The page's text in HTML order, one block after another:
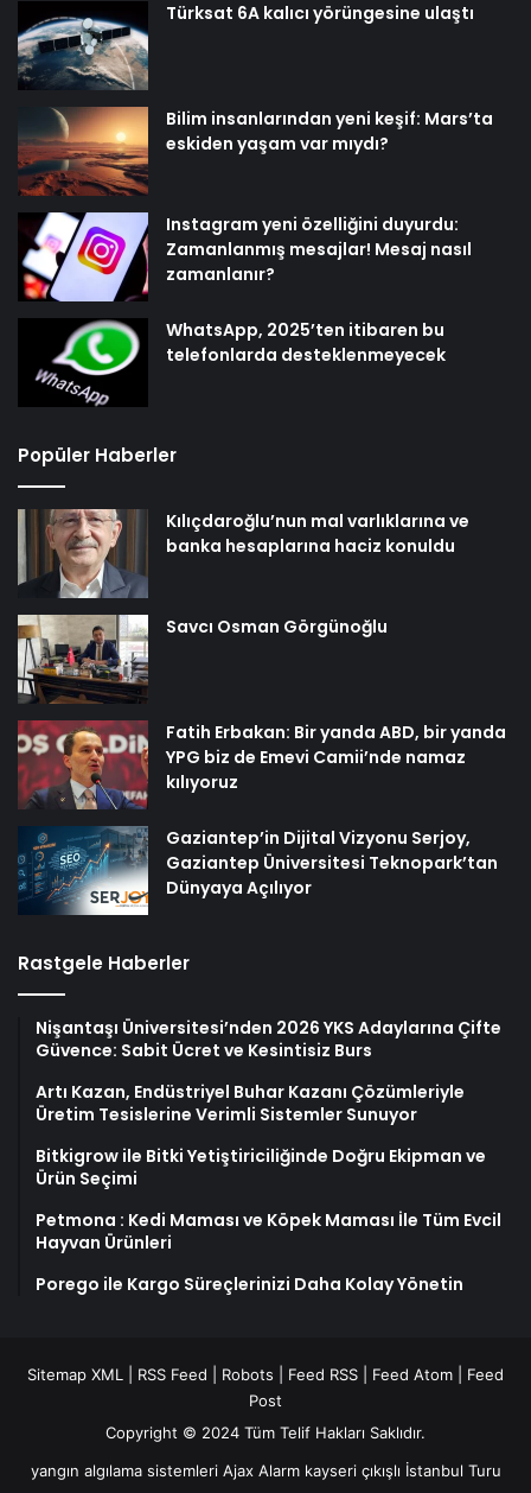
Türksat 6A kalıcı yörüngesine ulaştı
Bilim insanlarından yeni keşif: Mars’ta
eskiden yaşam var mıydı?
Instagram yeni özelliğini duyurdu:
Zamanlanmış mesajlar! Mesaj nasıl
zamanlanır?
WhatsApp, 2025’ten itibaren bu
telefonlarda desteklenmeyecek
Popüler Haberler
Kılıçdaroğlu’nun mal varlıklarına ve
banka hesaplarına haciz konuldu
Savcı Osman Görgünoğlu
Fatih Erbakan: Bir yanda ABD, bir yanda
YPG biz de Emevi Camii’nde namaz
kılıyoruz
Gaziantep’in Dijital Vizyonu Serjoy,
Gaziantep Üniversitesi Teknopark’tan
Dünyaya Açılıyor
Rastgele Haberler
Nişantaşı Üniversitesi’nden 2026 YKS Adaylarına Çifte
Güvence: Sabit Ücret ve Kesintisiz Burs
Artı Kazan, Endüstriyel Buhar Kazanı Çözümleriyle
Üretim Tesislerine Verimli Sistemler Sunuyor
Bitkigrow ile Bitki Yetiştiriciliğinde Doğru Ekipman ve
Ürün Seçimi
Petmona : Kedi Maması ve Köpek Maması İle Tüm Evcil
Hayvan Ürünleri
Porego ile Kargo Süreçlerinizi Daha Kolay Yönetin
Sitemap XML RSS Feed Robots Feed RSS Feed Atom
Feed
Post
Copyright © 2024 Tüm Telif Hakları Saklıdır.
yangın algılama sistemleri Ajax Alarm kayseri çıkışlı İstanbul Turu